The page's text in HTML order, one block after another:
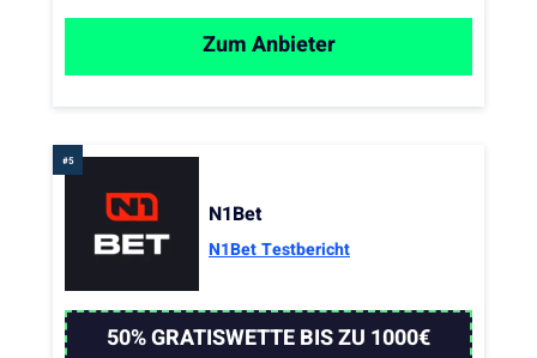
Zum Anbieter
N1Bet
N1Bet Testbericht
50% GRATISWETTE BIS ZU 1000€